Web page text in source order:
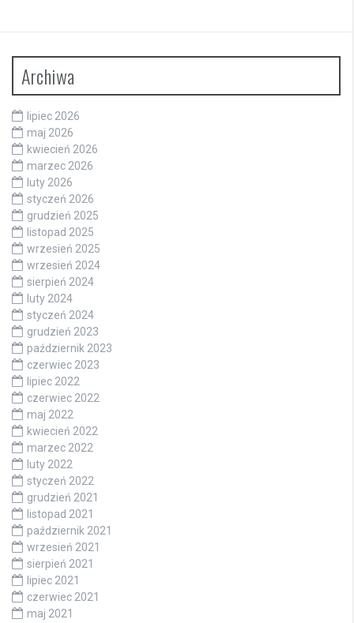
Archiwa
lipiec 2026
maj 2026
kwiecień 2026
marzec 2026
luty 2026
styczeń 2026
grudzień 2025
listopad 2025
wrzesień 2025
wrzesień 2024
sierpień 2024
luty 2024
styczeń 2024
grudzień 2023
październik 2023
czerwiec 2023
lipiec 2022
czerwiec 2022
maj 2022
kwiecień 2022
marzec 2022
luty 2022
styczeń 2022
grudzień 2021
listopad 2021
październik 2021
wrzesień 2021
sierpień 2021
lipiec 2021
czerwiec 2021
maj 2021